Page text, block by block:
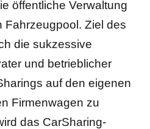
öffentliche Verwaltung
Fahrzeugpool. Ziel des
die sukzessive
und betrieblicher
auf den eigenen
Firmenwagen zu
das CarSharing-